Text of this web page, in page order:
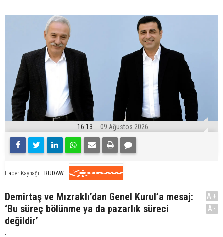
16:13 09 Ağustos 2026
Haber Kaynağı RUDAW
Demirtaş ve Mızraklı’dan Genel Kurul’a mesaj:
‘Bu süreç bölünme ya da pazarlık süreci
değildir’
.
A+
A-